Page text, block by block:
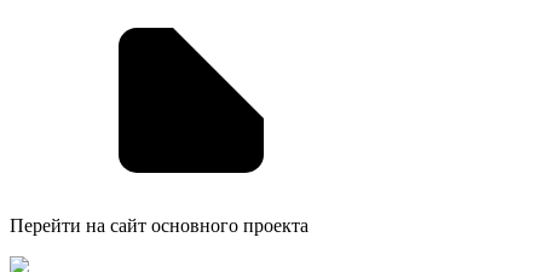
Перейти на сайт основного проекта